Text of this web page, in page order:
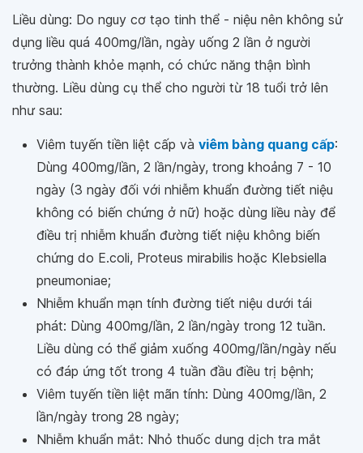
Liều dùng: Do nguy cơ tạo tinh thể - niệu nên không sử
dụng liều quá 400mg/lần, ngày uống 2 lần ở người
trưởng thành khỏe mạnh, có chức năng thận bình
thường. Liều dùng cụ thể cho người từ 18 tuổi trở lên
như sau:
Viêm tuyến tiền liệt cấp và viêm bàng quang cấp:
Dùng 400mg/lần, 2 lần/ngày, trong khoảng 7 - 10
ngày (3 ngày đối với nhiễm khuẩn đường tiết niệu
không có biến chứng ở nữ) hoặc dùng liều này để
điều trị nhiễm khuẩn đường tiết niệu không biến
chứng do E.coli, Proteus mirabilis hoặc Klebsiella
pneumoniae;
Nhiễm khuẩn mạn tính đường tiết niệu dưới tái
phát: Dùng 400mg/lần, 2 lần/ngày trong 12 tuần.
Liều dùng có thể giảm xuống 400mg/lần/ngày nếu
có đáp ứng tốt trong 4 tuần đầu điều trị bệnh;
Viêm tuyến tiền liệt mãn tính: Dùng 400mg/lần, 2
lần/ngày trong 28 ngày;
Nhiễm khuẩn mắt: Nhỏ thuốc dung dịch tra mắt